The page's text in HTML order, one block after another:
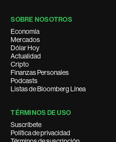
SOBRE NOSOTROS
Economía
Mercados
Dólar Hoy
Actualidad
Cripto
Finanzas Personales
Podcasts
Listas de Bloomberg Línea
TÉRMINOS DE USO
Suscríbete
Política de privacidad